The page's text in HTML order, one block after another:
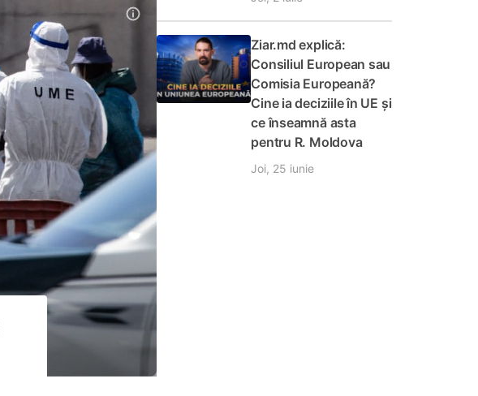
Ziar.md explică:
Consiliul European sau
Comisia Europeană?
Cine ia deciziile în UE și
ce înseamnă asta
pentru R. Moldova
Joi, 25 iunie